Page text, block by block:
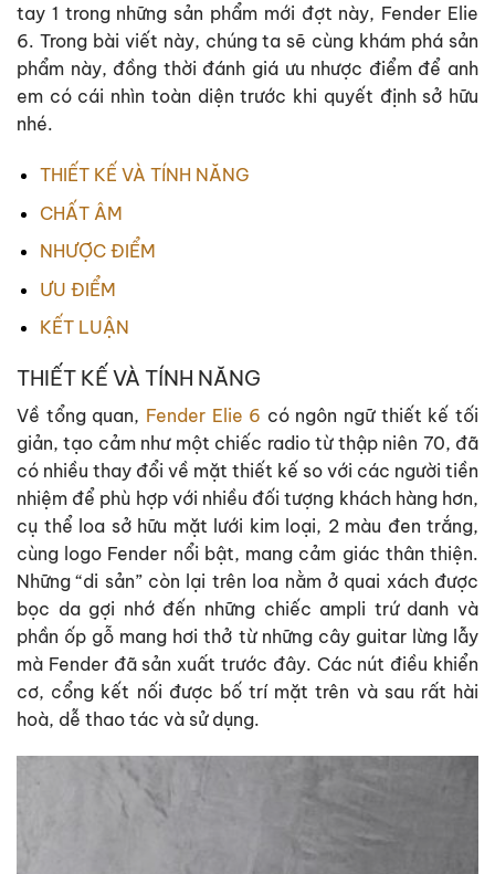
tay 1 trong những sản phẩm mới đợt này, Fender Elie
6. Trong bài viết này, chúng ta sẽ cùng khám phá sản
phẩm này, đồng thời đánh giá ưu nhược điểm để anh
em có cái nhìn toàn diện trước khi quyết định sở hữu
nhé.
THIẾT KẾ VÀ TÍNH NĂNG
CHẤT ÂM
NHƯỢC ĐIỂM
ƯU ĐIỂM
KẾT LUẬN
THIẾT KẾ VÀ TÍNH NĂNG
Về tổng quan, Fender Elie 6 có ngôn ngữ thiết kế tối
giản, tạo cảm như một chiếc radio từ thập niên 70, đã
có nhiều thay đổi về mặt thiết kế so với các người tiền
nhiệm để phù hợp với nhiều đối tượng khách hàng hơn,
cụ thể loa sở hữu mặt lưới kim loại, 2 màu đen trắng,
cùng logo Fender nổi bật, mang cảm giác thân thiện.
Những “di sản” còn lại trên loa nằm ở quai xách được
bọc da gợi nhớ đến những chiếc ampli trứ danh và
phần ốp gỗ mang hơi thở từ những cây guitar lừng lẫy
mà Fender đã sản xuất trước đây. Các nút điều khiển
cơ, cổng kết nối được bố trí mặt trên và sau rất hài
hoà, dễ thao tác và sử dụng.